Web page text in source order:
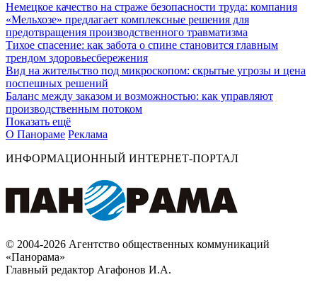
Немецкое качество на страже безопасности труда: компания
«Мельхозе» предлагает комплексные решения для
предотвращения производственного травматизма
Тихое спасение: как забота о спине становится главным
трендом здоровьесбережения
Вид на жительство под микроскопом: скрытые угрозы и цена
поспешных решений
Баланс между заказом и возможностью: как управляют
производственным потоком
Показать ещё
О Панораме Реклама
ИНФОРМАЦИОННЫЙ ИНТЕРНЕТ-ПОРТАЛ
© 2004-2026 Агентство общественных коммуникаций
«Панорама»
Главный редактор Агафонов И.А.